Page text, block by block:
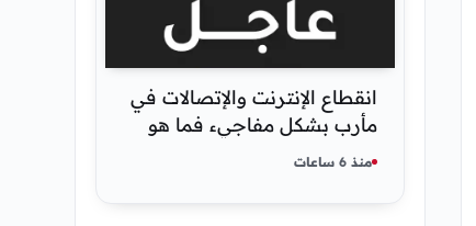
انقطاع الإنترنت والإتصالات في
مأرب بشكل مفاجيء فما هو
سبب ذلك
منذ 6 ساعات